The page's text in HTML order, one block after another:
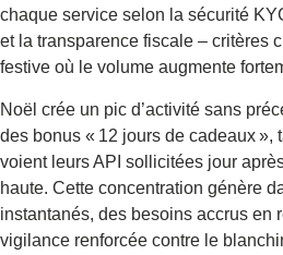
chaque service selon la sécurité
et la transparence fiscale – critères
festive où le volume augmente
Noël crée un pic d’activité sans
des bonus « 12 jours de cadeaux »,
voient leurs API sollicitées jour
haute. Cette concentration génère
instantanés, des besoins accrus en
vigilance renforcée contre le